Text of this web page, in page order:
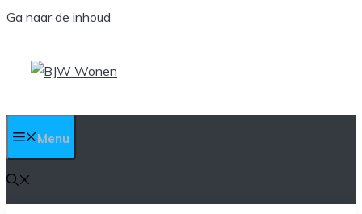
Ga naar de inhoud
Menu